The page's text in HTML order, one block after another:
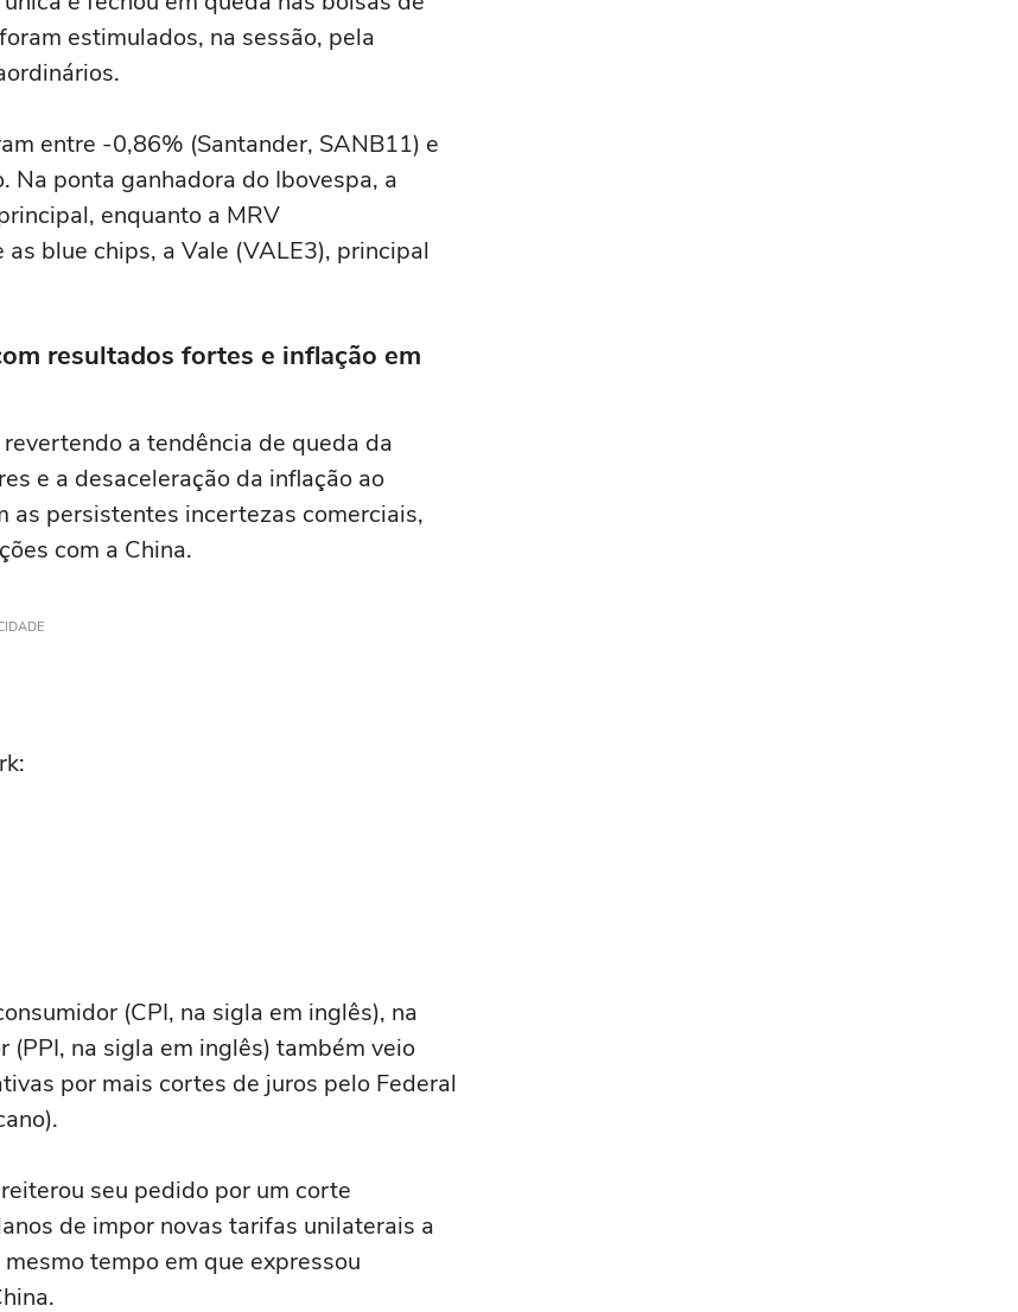
estimulados, na sessão, pela
entre -0,86% (Santander, SANB11) e
Na ponta ganhadora do Ibovespa, a
enquanto a MRV
blue chips, a Vale (VALE3), principal
resultados fortes e inflação em
a tendência de queda da
e a desaceleração da inflação ao
as persistentes incertezas comerciais,
com a China.
(CPI, na sigla em inglês), na
na sigla em inglês) também veio
por mais cortes de juros pelo Federal
seu pedido por um corte
de impor novas tarifas unilaterais a
tempo em que expressou